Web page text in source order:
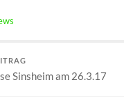
Sinsheim am 26.3.17